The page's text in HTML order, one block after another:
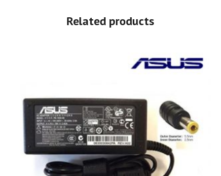
Related products